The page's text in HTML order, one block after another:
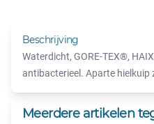
Beschrijving
Waterdicht, GORE-TEX®,
antibacterieel. Aparte hielkuip
Meerdere artikelen